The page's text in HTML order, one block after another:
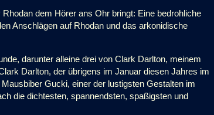
dem Hörer ans Ohr bringt: Eine bedrohliche
Anschlägen auf Rhodan und das arkonidische
darunter alleine drei von Clark Darlton, meinem
Darlton, der übrigens im Januar diesen Jahres im
Gucki, einer der lustigsten Gestalten im
die dichtesten, spannendsten, spaßigsten und